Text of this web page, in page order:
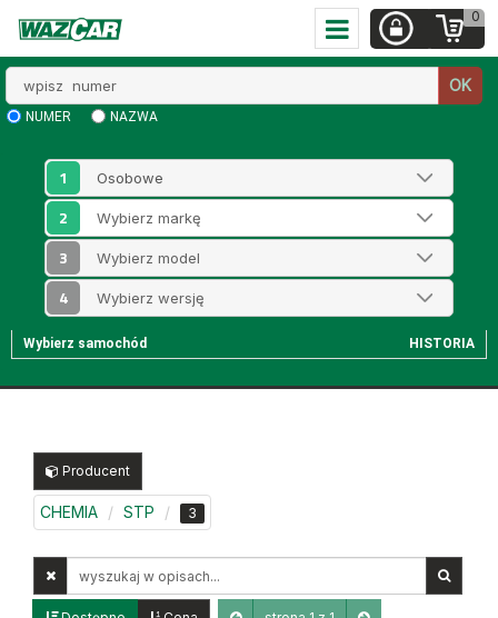
0
numer
OK
NUMER NAZWA
1
2
3
4
Wybierz samochód HISTORIA
Producent
CHEMIA STP 3
opisach